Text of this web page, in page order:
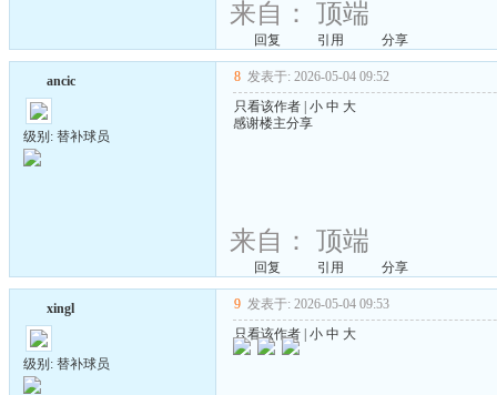
来自： 顶端
回复 引用 分享
ancic
级别: 替补球员
8 发表于: 2026-05-04 09:52
只看该作者 小 中 大
感谢楼主分享
来自： 顶端
回复 引用 分享
xingl
级别: 替补球员
9 发表于: 2026-05-04 09:53
只看该作者 小 中 大